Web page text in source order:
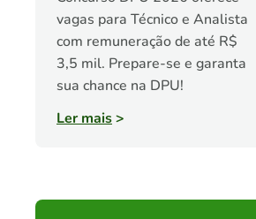
vagas para Técnico e Analista
com remuneração de até R$
3,5 mil. Prepare-se e garanta
sua chance na DPU!
Ler mais>